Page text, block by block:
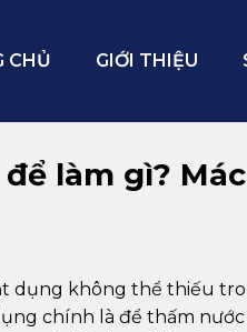
CHỦ GIỚI THIỆU
làm gì?
dụng không thể thiếu
chính là để thấm